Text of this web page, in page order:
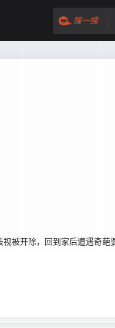
搜一搜
被开除，回到家后遭遇奇